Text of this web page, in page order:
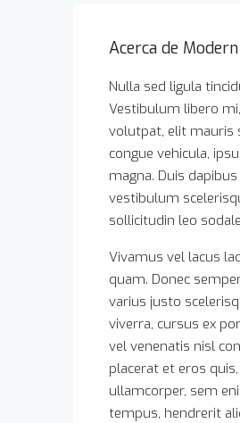
Acerca de
Nulla sed ligula
Vestibulum libero
volutpat, elit mauris
congue vehicula,
magna. Duis
vestibulum
sollicitudin leo
Vivamus vel lacus
quam. Donec
varius justo
viverra, cursus ex
vel venenatis nisl
placerat et eros
ullamcorper, sem
tempus, hendrerit